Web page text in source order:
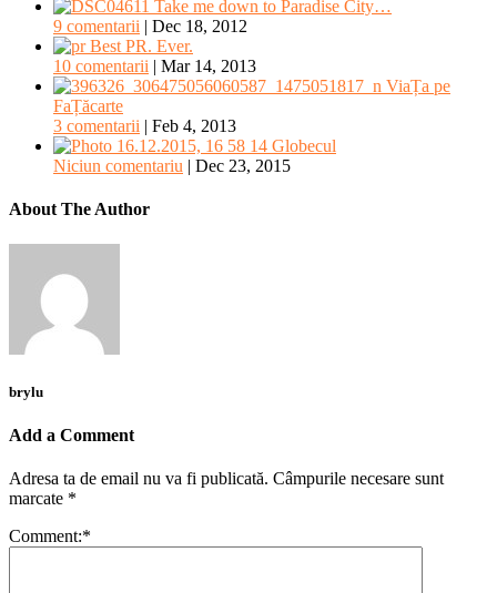
Take me down to Paradise City…
9 comentarii | Dec 18, 2012
Best PR. Ever.
10 comentarii | Mar 14, 2013
ViaȚa pe
FaȚăcarte
3 comentarii | Feb 4, 2013
Globecul
Niciun comentariu | Dec 23, 2015
About The Author
brylu
Add a Comment
Adresa ta de email nu va fi publicată. Câmpurile necesare sunt
marcate *
Comment:*